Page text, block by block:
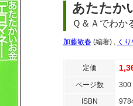
あたたか
Ｑ＆Ａでわか
加藤敏春 (編著), く
定価
ページ数 300
ISBN